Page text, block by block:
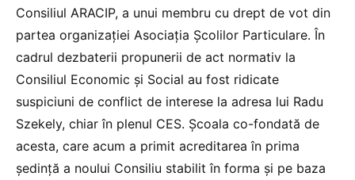
Consiliul ARACIP, a unui membru cu drept de vot din
partea organizației Asociația Școlilor Particulare. În
cadrul dezbaterii propunerii de act normativ la
Consiliul Economic și Social au fost ridicate
suspiciuni de conflict de interese la adresa lui Radu
Szekely, chiar în plenul CES. Școala co-fondată de
acesta, care acum a primit acreditarea în prima
ședință a noului Consiliu stabilit în forma și pe baza